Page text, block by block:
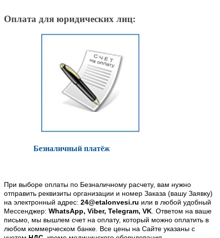
Оплата для юридических лиц:
Безналичный платёж
При выборе оплаты по Безналичному расчету, вам нужно
отправить реквизиты организации и номер Заказа (вашу Заявку)
на электронный адрес: 24@etalonvesi.ru или в любой удобный
Мессенджер: WhatsApp, Viber, Telegram, VK. Ответом на ваше
письмо, мы вышлем счет на оплату, который можно оплатить в
любом коммерческом банке. Все цены на Сайте указаны с